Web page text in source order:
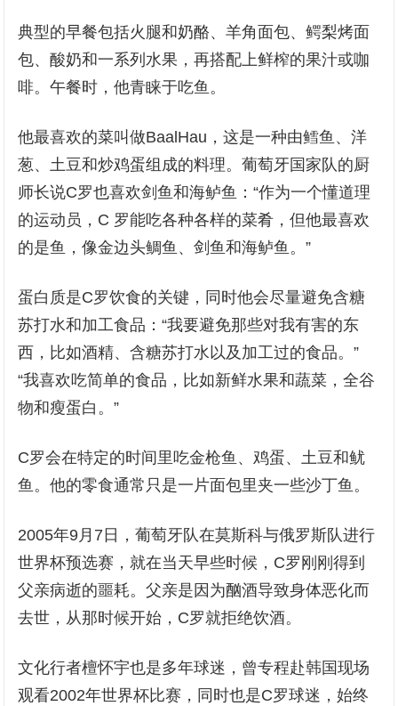
典型的早餐包括火腿和奶酪、羊角面包、鳄梨烤面
包、酸奶和一系列水果，再搭配上鲜榨的果汁或咖
啡。午餐时，他青睐于吃鱼。
他最喜欢的菜叫做BaalHau，这是一种由鳕鱼、洋
葱、土豆和炒鸡蛋组成的料理。葡萄牙国家队的厨
师长说C罗也喜欢剑鱼和海鲈鱼：“作为一个懂道理
的运动员，C 罗能吃各种各样的菜肴，但他最喜欢
的是鱼，像金边头鲷鱼、剑鱼和海鲈鱼。”
蛋白质是C罗饮食的关键，同时他会尽量避免含糖
苏打水和加工食品：“我要避免那些对我有害的东
西，比如酒精、含糖苏打水以及加工过的食品。”
“我喜欢吃简单的食品，比如新鲜水果和蔬菜，全谷
物和瘦蛋白。”
C罗会在特定的时间里吃金枪鱼、鸡蛋、土豆和鱿
鱼。他的零食通常只是一片面包里夹一些沙丁鱼。
2005年9月7日，葡萄牙队在莫斯科与俄罗斯队进行
世界杯预选赛，就在当天早些时候，C罗刚刚得到
父亲病逝的噩耗。父亲是因为酗酒导致身体恶化而
去世，从那时候开始，C罗就拒绝饮酒。
文化行者檀怀宇也是多年球迷，曾专程赴韩国现场
观看2002年世界杯比赛，同时也是C罗球迷，始终